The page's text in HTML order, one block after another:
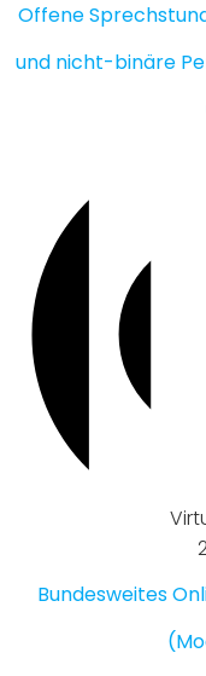
Offene
und nicht-binäre
Bundesweites